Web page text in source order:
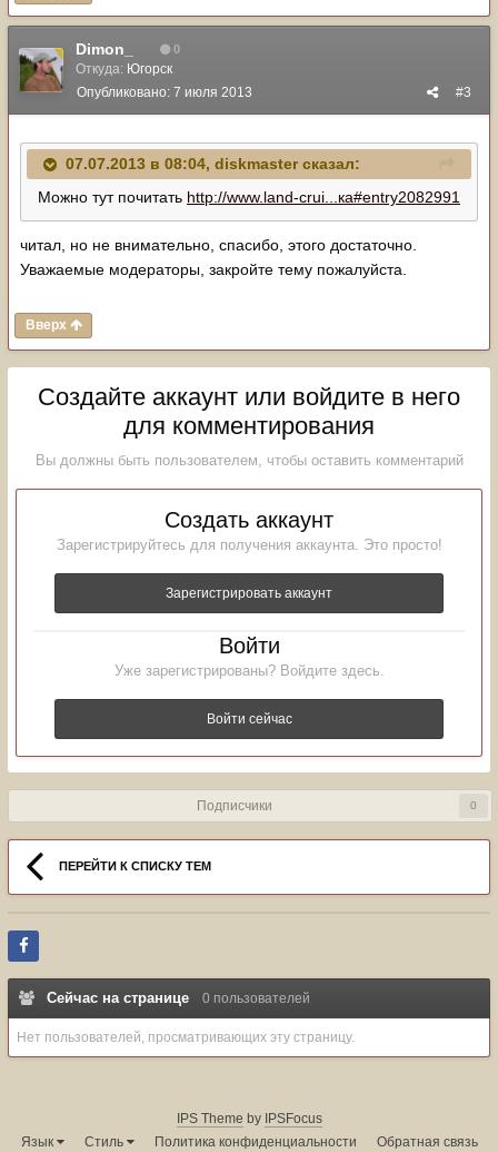
Dimon_ 0
Откуда: Югорск
#3
Опубликовано: 7 июля 2013
07.07.2013 в 08:04, diskmaster сказал:
Можно тут почитать http://www.land-crui...ка#entry2082991
читал, но не внимательно, спасибо, этого достаточно.
Уважаемые модераторы, закройте тему пожалуйста.
Вверх
Создайте аккаунт или войдите в него
для комментирования
Вы должны быть пользователем, чтобы оставить комментарий
Создать аккаунт
Зарегистрируйтесь для получения аккаунта. Это просто!
Зарегистрировать аккаунт
Войти
Уже зарегистрированы? Войдите здесь.
Войти сейчас
Подписчики 0
ПЕРЕЙТИ К СПИСКУ ТЕМ
Сейчас на странице 0 пользователей
Нет пользователей, просматривающих эту страницу.
IPS Theme by IPSFocus
Язык
Стиль Политика конфиденциальности Обратная связь